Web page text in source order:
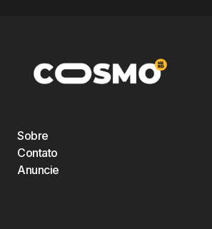
Sobre
Contato
Anuncie